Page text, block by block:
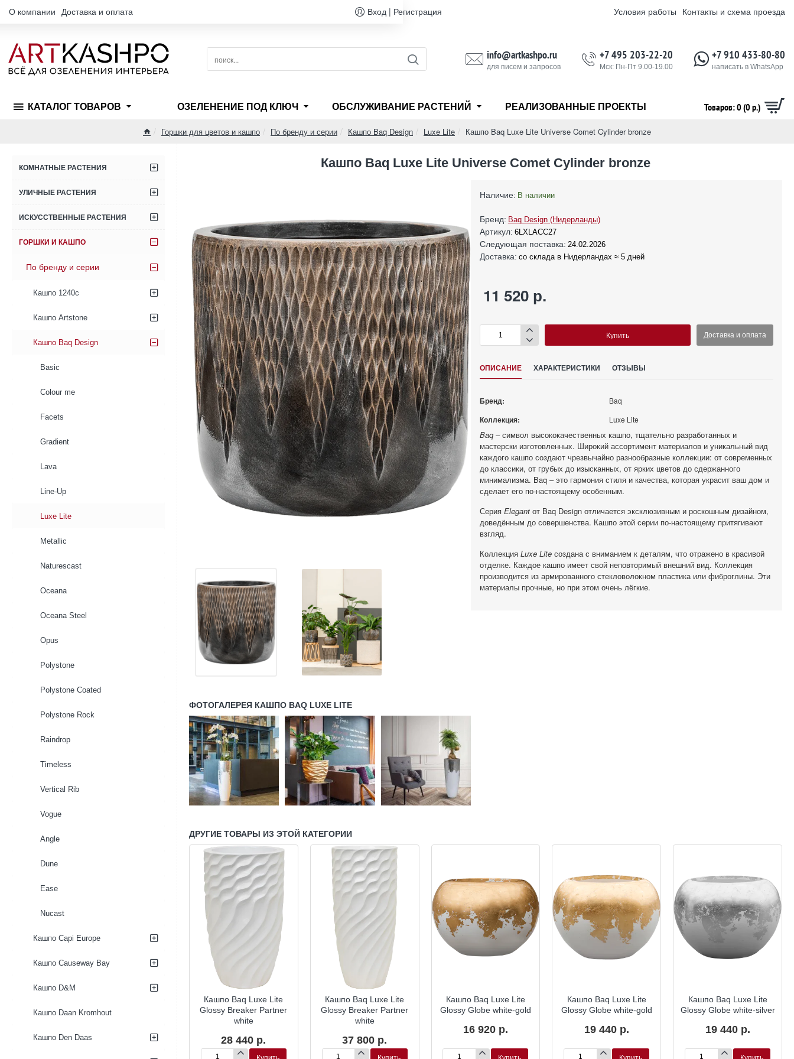
О компании Доставка и оплата Вход | Регистрация Условия работы Контакты и схема проезда
поиск...
info@artkashpo.ru
для писем и запросов
+7 495 203-22-20
Мск: Пн-Пт 9.00-19.00
+7 910 433-80-80
написать в WhatsApp
КАТАЛОГ ТОВАРОВ ОЗЕЛЕНЕНИЕ ПОД КЛЮЧ ОБСЛУЖИВАНИЕ РАСТЕНИЙ РЕАЛИЗОВАННЫЕ ПРОЕКТЫ Товаров: 0 (0 р.)
Горшки для цветов и кашпо По бренду и серии Кашпо Baq Design Luxe Lite Кашпо Baq Luxe Lite Universe Comet Cylinder bronze
КОМНАТНЫЕ РАСТЕНИЯ
УЛИЧНЫЕ РАСТЕНИЯ
ИСКУССТВЕННЫЕ РАСТЕНИЯ
ГОРШКИ И КАШПО
По бренду и серии
Кашпо 1240c
Кашпо Artstone
Кашпо Baq Design
Basic
Colour me
Facets
Gradient
Lava
Line-Up
Luxe Lite
Metallic
Naturescast
Oceana
Oceana Steel
Opus
Polystone
Polystone Coated
Polystone Rock
Raindrop
Timeless
Vertical Rib
Vogue
Angle
Dune
Ease
Nucast
Кашпо Capi Europe
Кашпо Causeway Bay
Кашпо D&M
Кашпо Daan Kromhout
Кашпо Den Daas
Кашпо Baq Luxe Lite Universe Comet Cylinder bronze
ФОТОГАЛЕРЕЯ КАШПО BAQ LUXE LITE
ОПИСАНИЕ ХАРАКТЕРИСТИКИ ОТЗЫВЫ
Бренд: Baq
Baq– символ высококачественных кашпо, тщательно разработанных и
мастерски изготовленных. Широкий ассортимент материалов и уникальный вид
каждого кашпо создают чрезвычайно разнообразные коллекции: от современных
до классики, от грубых до изысканных, от ярких цветов до сдержанного
минимализма. Baq – это гармония стиля и качества, которая украсит ваш дом и
сделает его по-настоящему особенным.
Коллекция: Luxe Lite
Серия Elegantот Baq Design отличается эксклюзивным и роскошным дизайном,
доведённым до совершенства. Кашпо этой серии по-настоящему притягивают
взгляд.
Коллекция Luxe Liteсоздана с вниманием к деталям, что отражено в красивой
отделке. Каждое кашпо имеет свой неповторимый внешний вид. Коллекция
производится из армированного стекловолокном пластика или фиброглины. Эти
материалы прочные, но при этом очень лёгкие.
Наличие: В наличии
Бренд: Baq Design (Нидерланды)
Артикул: 6LXLACC27
Следующая поставка: 24.02.2026
Доставка: со склада в Нидерландах ≈ 5 дней
11 520 р.
Купить Доставка и оплата
ДРУГИЕ ТОВАРЫ ИЗ ЭТОЙ КАТЕГОРИИ
white-
Купить
Glossy Partner white-
Купить
Кашпо Baq Luxe Lite
Glossy Breaker Partner
white
28 440 р.
Купить
Кашпо Baq Luxe Lite
Glossy Breaker Partner
white
37 800 р.
Купить
Кашпо Baq Luxe Lite
Glossy Globe white-gold
16 920 р.
Купить
Кашпо Baq Luxe Lite
Glossy Globe white-gold
19 440 р.
Купить
Кашпо Baq Luxe Lite
Glossy Globe white-silver
19 440 р.
Купить